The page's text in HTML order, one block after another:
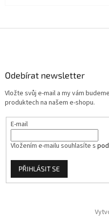
Odebírat newsletter
Vložte svůj e-mail a my vám
produktech na našem e-shopu.
E-mail
Vložením e-mailu souhlasíte s
PŘIHLÁSIT SE